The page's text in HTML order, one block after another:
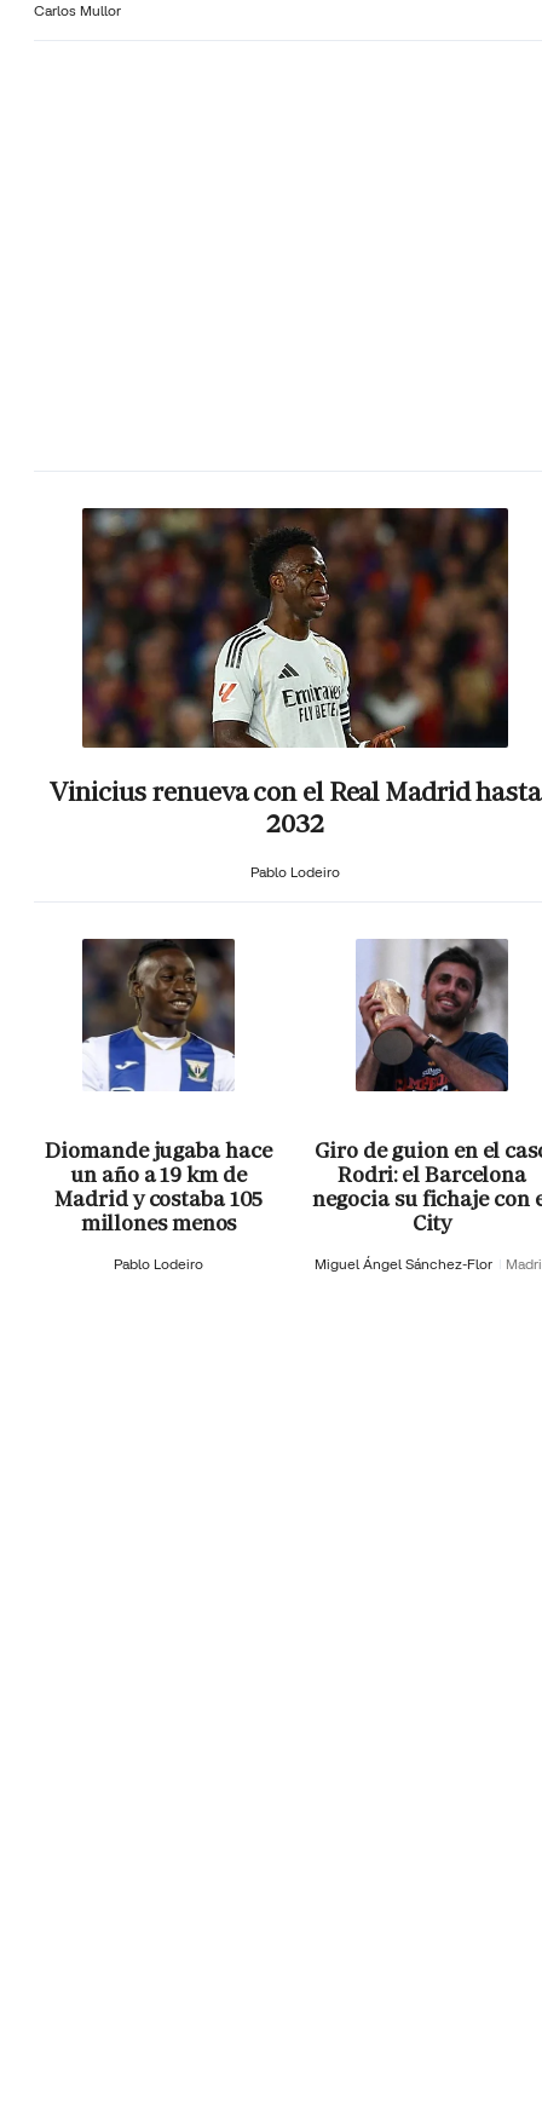
Carlos Mullor
Vinicius renueva con el Real Madrid hasta
2032
Pablo Lodeiro
Diomande jugaba hace
un año a 19 km de
Madrid y costaba 105
millones menos
Pablo Lodeiro
Giro de guion en el
Rodri: el Barcelona
negocia su fichaje con
City
Miguel Ángel Sánchez-Flor